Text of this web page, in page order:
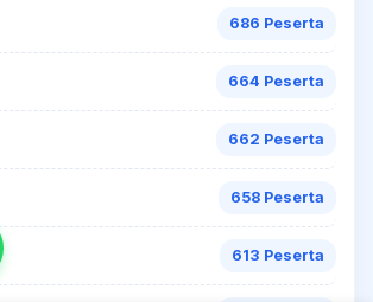
686 Peserta
664 Peserta
662 Peserta
658 Peserta
613 Peserta